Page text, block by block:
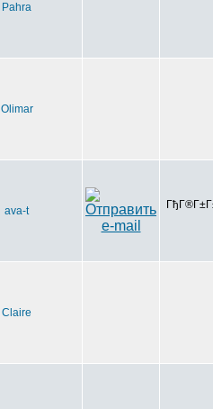
Pahra
Olimar
ava-t
Claire